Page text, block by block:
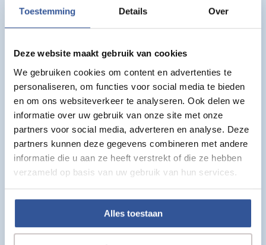
Toestemming Details Over
Deze website maakt gebruik van cookies
We gebruiken cookies om content en advertenties te
personaliseren, om functies voor social media te bieden
en om ons websiteverkeer te analyseren. Ook delen we
informatie over uw gebruik van onze site met onze
partners voor social media, adverteren en analyse. Deze
partners kunnen deze gegevens combineren met andere
informatie die u aan ze heeft verstrekt of die ze hebben
verzameld op basis van uw gebruik van hun services.
Alles toestaan